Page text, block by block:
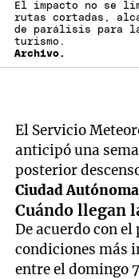
El impacto no se
rutas cortadas,
de parálisis para
turismo.
Archivo.
El Servicio
anticipó una
posterior
Ciudad
Cuándo llegan
De acuerdo con
condiciones más
entre el domingo